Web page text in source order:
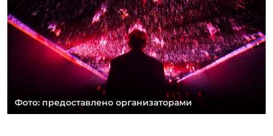
Фото: предоставлено организаторами